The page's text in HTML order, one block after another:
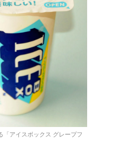
「アイスボックス グレープフ